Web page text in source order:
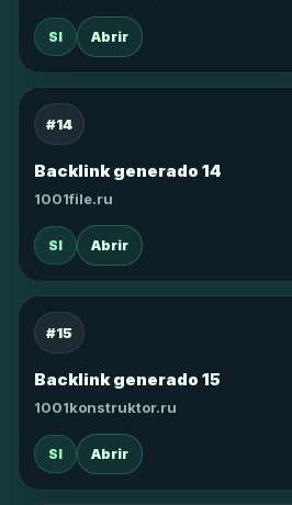
SI Abrir
#14
Backlink generado 14
1001file.ru
SI Abrir
#15
Backlink generado 15
1001konstruktor.ru
SI Abrir